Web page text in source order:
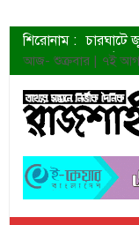
শিরোনাম : চারঘাটে
সংবর্ধনা
শহীদদের
ত্বক
জুলাই
প্রধানমন্ত্রী
কোয়ার্টার
ডেনিস
জুলাই
আজ- শুক্রবার | ৭ই